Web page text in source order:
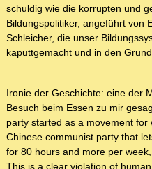
schuldig wie die korrupten und
Bildungspolitiker, angeführt von
Schleicher, die unser
kaputtgemacht und in den
Ironie der Geschichte: eine der
Besuch beim Essen zu mir
party started as a movement for
Chinese communist party that
for 80 hours and more per
This is a clear violation of